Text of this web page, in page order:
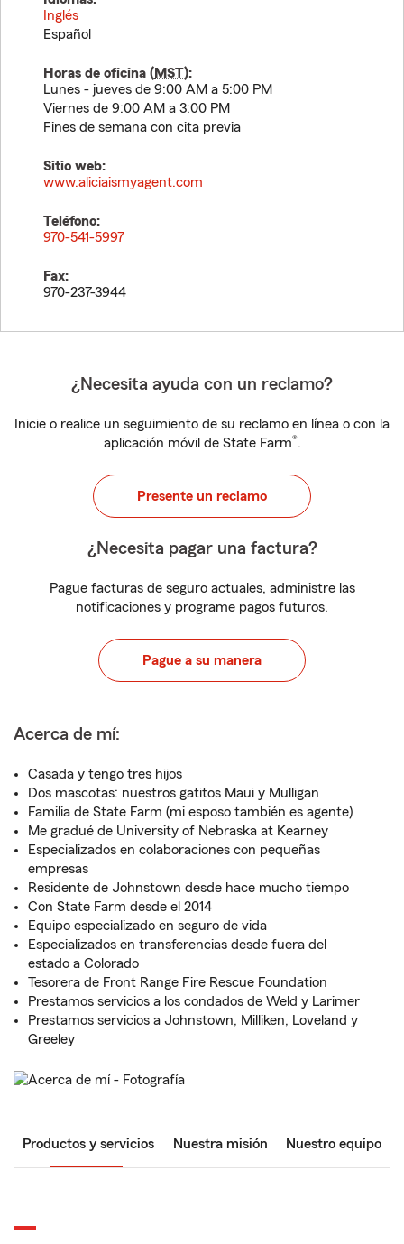
Inglés
Español
Horas de oficina (MST):
Lunes - jueves de 9:00 AM a 5:00 PM
Viernes de 9:00 AM a 3:00 PM
Fines de semana con cita previa
Sitio web:
www.aliciaismyagent.com
Teléfono:
970-541-5997
Fax:
970-237-3944
¿Necesita ayuda con un reclamo?
Inicie o realice un seguimiento de su reclamo en línea o con la
aplicación móvil de State Farm®.
Presente un reclamo
¿Necesita pagar una factura?
Pague facturas de seguro actuales, administre las
notificaciones y programe pagos futuros.
Pague a su manera
Acerca de mí:
Casada y tengo tres hijos
Dos mascotas: nuestros gatitos Maui y Mulligan
Familia de State Farm (mi esposo también es agente)
Me gradué de University of Nebraska at Kearney
Especializados en colaboraciones con pequeñas
empresas
Residente de Johnstown desde hace mucho tiempo
Con State Farm desde el 2014
Equipo especializado en seguro de vida
Especializados en transferencias desde fuera del
estado a Colorado
Tesorera de Front Range Fire Rescue Foundation
Prestamos servicios a los condados de Weld y Larimer
Prestamos servicios a Johnstown, Milliken, Loveland y
Greeley
Productos y servicios Nuestra misión Nuestro equipo